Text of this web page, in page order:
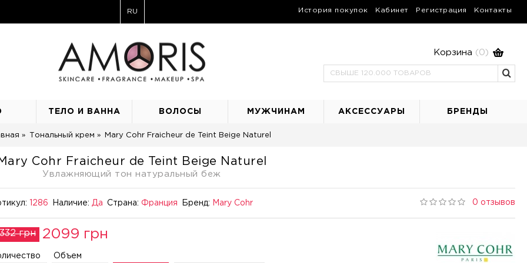
RU История покупок Кабинет Регистрация Контакты
Корзина (0)
ТЕЛО И ВАННА ВОЛОСЫ МУЖЧИНАМ АКСЕССУАРЫ БРЕНДЫ
Тональный крем Mary Cohr Fraicheur de Teint Beige Naturel
Cohr Fraicheur de Teint Beige Naturel
Увлажняющий тон натуральный беж
1286 Наличие: Да Страна:Франция Бренд: Mary Cohr 0 отзывов
грн 2099 грн
Объем